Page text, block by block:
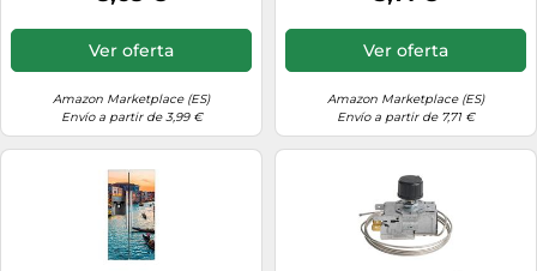
refrigerador, vitrina y
enfriador
Ver oferta
Amazon Marketplace (ES)
Envío a partir de 3,99 €
-20 °C con sonda de 90 cm,
2 pines
Ver oferta
Amazon Marketplace (ES)
Envío a partir de 7,71 €